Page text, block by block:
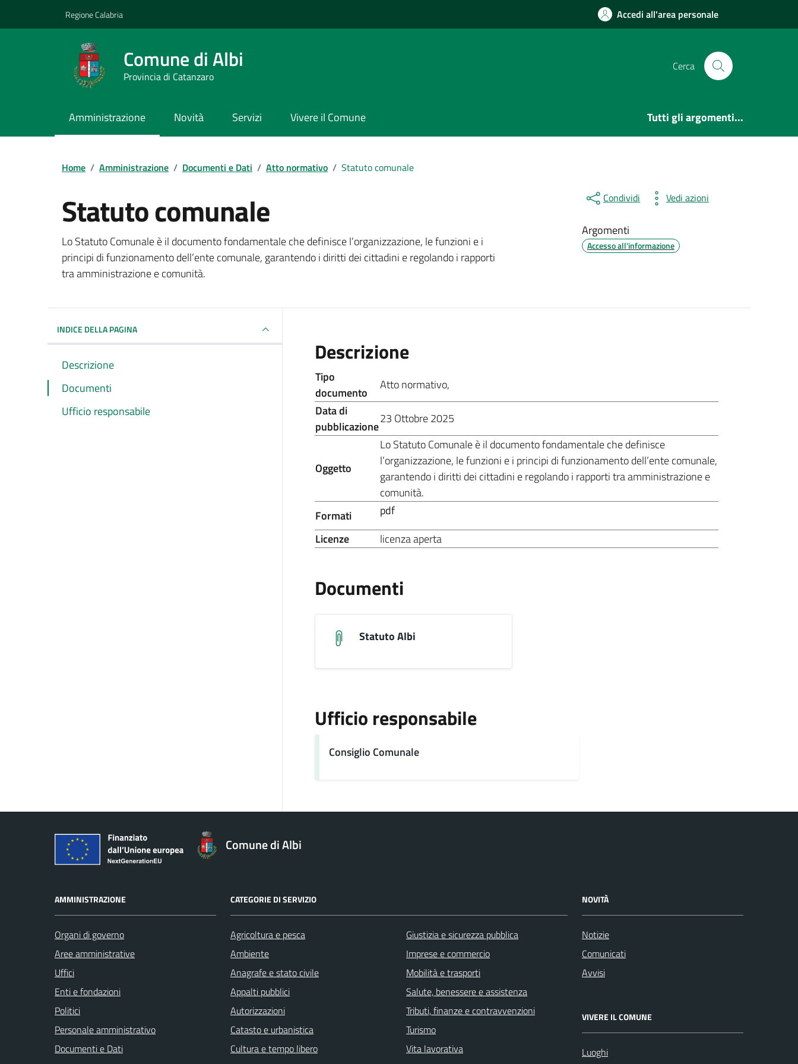
Regione Calabria Accedi all'area personale
Comune di Albi
Provincia di Catanzaro
Cerca
Amministrazione Novità Servizi Vivere il Comune Tutti gli argomenti...
Home / Amministrazione / Documenti e Dati / Atto normativo / Statuto comunale
Statuto comunale
Dettagli del documento
Lo Statuto Comunale è il documento fondamentale che definisce l’organizzazione, le funzioni e i
principi di funzionamento dell’ente comunale, garantendo i diritti dei cittadini e regolando i rapporti
tra amministrazione e comunità.
Condividi Vedi azioni
Argomenti
Accesso all'informazione
INDICE DELLA PAGINA
Descrizione
Documenti
Ufficio responsabile
Descrizione
Tipo
documento
Atto normativo,
Data di
pubblicazione
23 Ottobre 2025
Oggetto
Lo Statuto Comunale è il documento fondamentale che definisce
l’organizzazione, le funzioni e i principi di funzionamento dell’ente comunale,
garantendo i diritti dei cittadini e regolando i rapporti tra amministrazione e
comunità.
Formati
pdf
Licenze
licenza aperta
Documenti
Statuto Albi
Ufficio responsabile
Consiglio Comunale
Comune di Albi
AMMINISTRAZIONE
Organi di governo
Aree amministrative
Uffici
Enti e fondazioni
Politici
Personale amministrativo
Documenti e Dati
CATEGORIE DI SERVIZIO
Agricoltura e pesca
Ambiente
Anagrafe e stato civile
Appalti pubblici
Autorizzazioni
Catasto e urbanistica
Cultura e tempo libero
Giustizia e sicurezza pubblica
Imprese e commercio
Mobilità e trasporti
Salute, benessere e assistenza
Tributi, finanze e contravvenzioni
Turismo
Vita lavorativa
NOVITÀ
Notizie
Comunicati
Avvisi
VIVERE IL COMUNE
Luoghi